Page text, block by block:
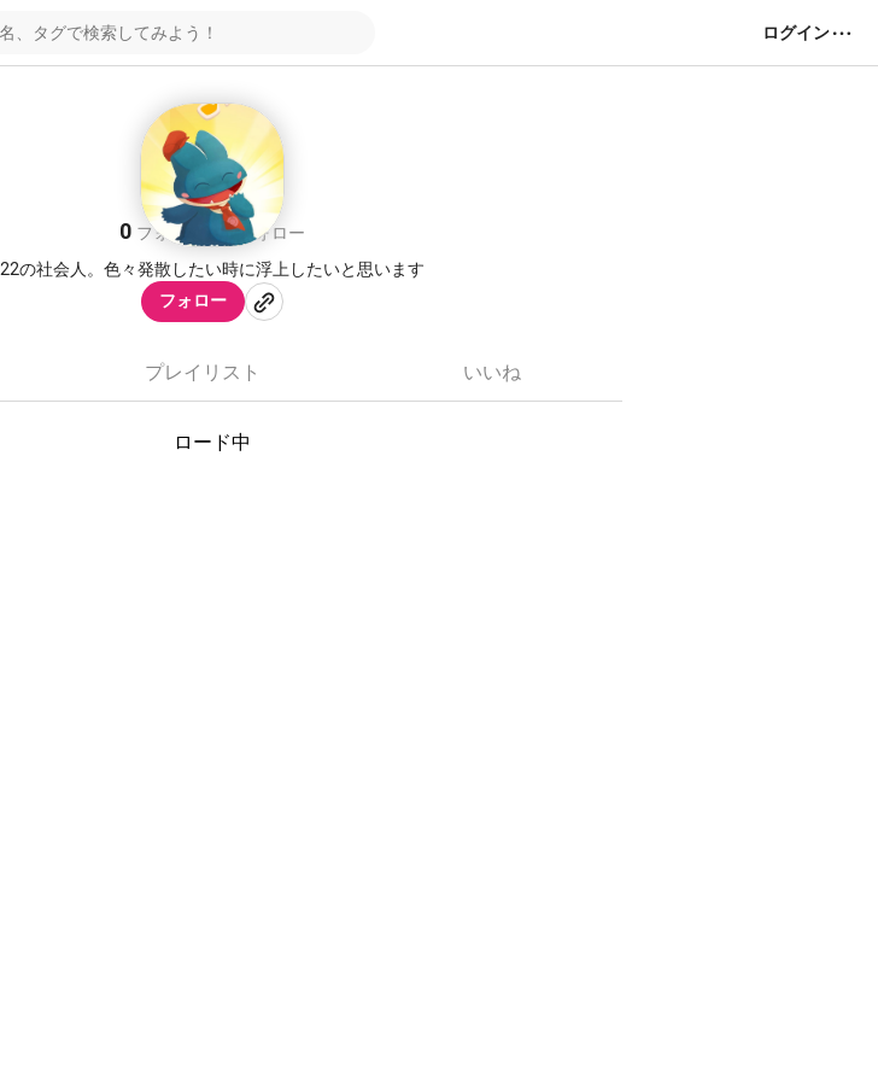
ログイン
ゆう
0 フォロワー 1 フォロー
22の社会人。色々発散したい時に浮上したいと思います
フォロー
プレイリスト いいね
ロード中